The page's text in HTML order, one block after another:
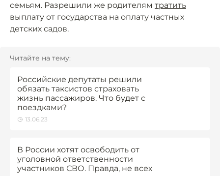
семьям. Разрешили же родителям тратить
выплату от государства на оплату частных
детских садов.
Читайте на тему:
Российские депутаты решили
обязать таксистов страховать
жизнь пассажиров. Что будет с
поездками?
13.06.23
В России хотят освободить от
уголовной ответственности
участников СВО. Правда, не всех